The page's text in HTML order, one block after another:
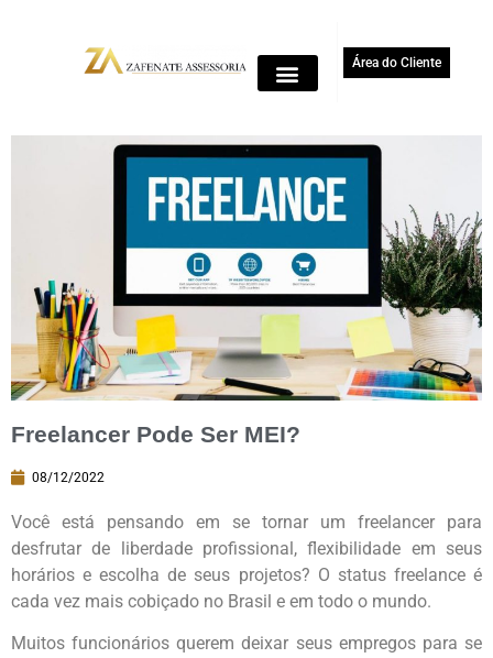
Área do Cliente
Freelancer Pode Ser MEI?
08/12/2022
Você está pensando em se tornar um freelancer para
desfrutar de liberdade profissional, flexibilidade em seus
horários e escolha de seus projetos? O status freelance é
cada vez mais cobiçado no Brasil e em todo o mundo.
Muitos funcionários querem deixar seus empregos para se